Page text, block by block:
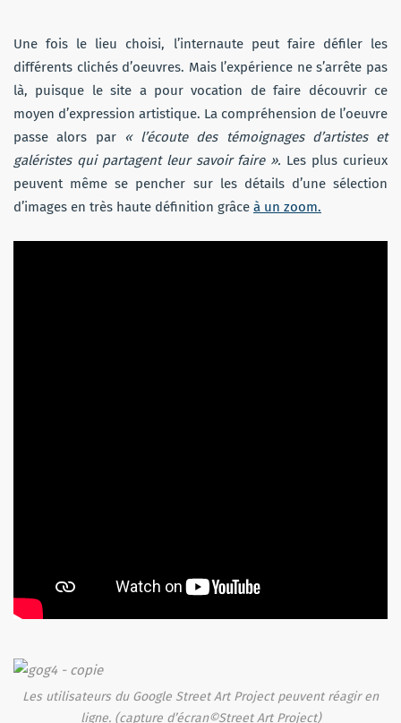
Une fois le lieu choisi, l’internaute peut faire défiler les
différents clichés d’oeuvres. Mais l’expérience ne s’arrête pas
là, puisque le site a pour vocation de faire découvrir ce
moyen d’expression artistique. La compréhension de l’oeuvre
passe alors par
« l’écoute des témoignages d’artistes et
galéristes qui partagent leur savoir faire ». Les plus curieux
peuvent même se pencher sur les détails d’une sélection
d’images en très haute définition grâce à un zoom.
Les utilisateurs du Google Street Art Project peuvent réagir en
ligne. (capture d’écran©Street Art Project)